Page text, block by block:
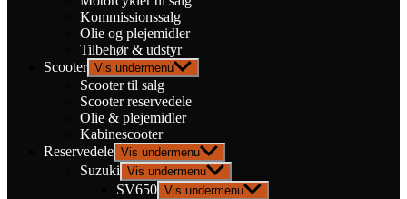
Kommissionssalg
Olie og plejemidler
Tilbehør & udstyr
Scooter Vis undermenu
Scooter til salg
Scooter reservedele
Olie & plejemidler
Kabinescooter
Reservedele Vis undermenu
Suzuki Vis undermenu
SV650 Vis undermenu